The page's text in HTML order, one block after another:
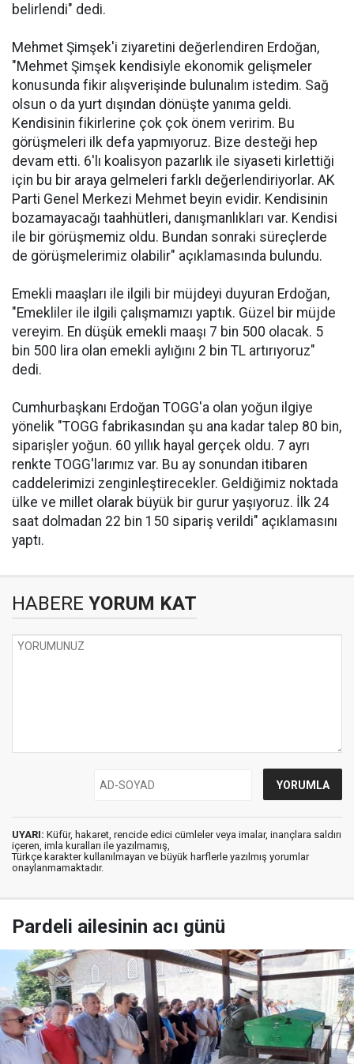
belirlendi" dedi.
Mehmet Şimşek'i ziyaretini değerlendiren Erdoğan,
"Mehmet Şimşek kendisiyle ekonomik gelişmeler
konusunda fikir alışverişinde bulunalım istedim. Sağ
olsun o da yurt dışından dönüşte yanıma geldi.
Kendisinin fikirlerine çok çok önem veririm. Bu
görüşmeleri ilk defa yapmıyoruz. Bize desteği hep
devam etti. 6'lı koalisyon pazarlık ile siyaseti kirlettiği
için bu bir araya gelmeleri farklı değerlendiriyorlar. AK
Parti Genel Merkezi Mehmet beyin evidir. Kendisinin
bozamayacağı taahhütleri, danışmanlıkları var. Kendisi
ile bir görüşmemiz oldu. Bundan sonraki süreçlerde
de görüşmelerimiz olabilir" açıklamasında bulundu.
Emekli maaşları ile ilgili bir müjdeyi duyuran Erdoğan,
"Emekliler ile ilgili çalışmamızı yaptık. Güzel bir müjde
vereyim. En düşük emekli maaşı 7 bin 500 olacak. 5
bin 500 lira olan emekli aylığını 2 bin TL artırıyoruz"
dedi.
Cumhurbaşkanı Erdoğan TOGG'a olan yoğun ilgiye
yönelik "TOGG fabrikasından şu ana kadar talep 80 bin,
siparişler yoğun. 60 yıllık hayal gerçek oldu. 7 ayrı
renkte TOGG'larımız var. Bu ay sonundan itibaren
caddelerimizi zenginleştirecekler. Geldiğimiz noktada
ülke ve millet olarak büyük bir gurur yaşıyoruz. İlk 24
saat dolmadan 22 bin 150 sipariş verildi" açıklamasını
yaptı.
HABERE YORUM KAT
UYARI: Küfür, hakaret, rencide edici cümleler veya imalar, inançlara saldırı
içeren, imla kuralları ile yazılmamış,
Türkçe karakter kullanılmayan ve büyük harflerle yazılmış yorumlar
onaylanmamaktadır.
Pardeli ailesinin acı günü